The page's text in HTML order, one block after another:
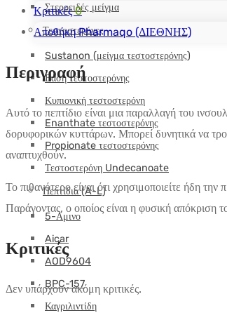
Στεροειδές μείγμα
Τεστοστερόνες
Sustanon (μείγμα τεστοστερόνης)
Βάση τεστοστερόνης
Κυπιονική τεστοστερόνη
Enanthate τεστοστερόνης
Propionate τεστοστερόνης
Τεστοστερόνη Undecanoate
Πεπτίδια (A-L)
5-Αμινο
Aicar
AOD9604
BPC-157
Καγριλιντίδη
Κριτικές0
Αποθήκη Pharmaqo (ΔΙΕΘΝΗΣ)
Περιγραφή
Αυτό το πεπτίδιο είναι μια παραλλαγή του
δορυφορικών κυττάρων. Μπορεί δυνητικά να
αναπτυχθούν.
Το πιθανότερο είναι ότι χρησιμοποιείτε ήδη
Παράγοντας, ο οποίος είναι η φυσική απόκριση
Κριτικές
Δεν υπάρχουν ακόμη κριτικές.